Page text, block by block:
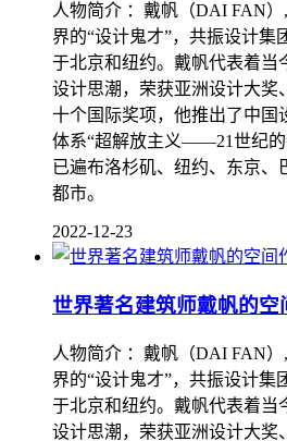
人物简介 ：戴帆（DAI FAN
界的“设计鬼才”，共振设计集
于北京和纽约。戴帆代表着当
设计思潮，荣获亚洲设计大奖
十个国际奖项，他推出了中国
体系“超解放主义——21世纪的
已遍布洛杉矶、纽约、东京、
都市。
2022-12-23
世界著名建筑师戴帆的空
人物简介 ：戴帆（DAI FAN
界的“设计鬼才”，共振设计集
于北京和纽约。戴帆代表着当
设计思潮，荣获亚洲设计大奖